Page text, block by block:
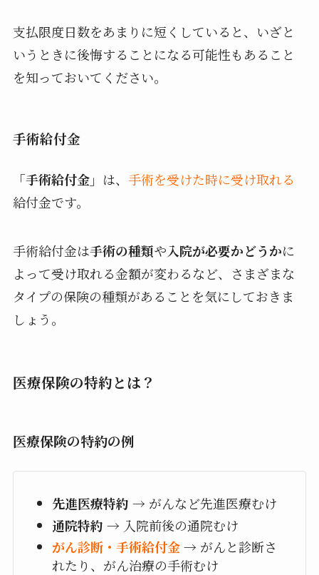
支払限度日数をあまりに短くしていると、いざと
いうときに後悔することになる可能性もあること
を知っておいてください。
手術給付金
「手術給付金」 は、 手術を受けた時に受け取れる
給付金です。
手術給付金は手術の種類や入院が必要かどうかに
よって受け取れる金額が変わるなど、さまざまな
タイプの保険の種類があることを気にしておきま
しょう。
医療保険の特約とは？
医療保険の特約の例
先進医療特約 → がんなど先進医療むけ
通院特約 → 入院前後の通院むけ
がん診断・手術給付金→ がんと診断さ
れたり、がん治療の手術むけ